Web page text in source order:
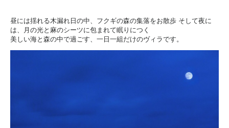
昼には揺れる木漏れ日の中、フクギの森の集落をお散歩 そして夜に
は、月の光と麻のシーツに包まれて眠りにつく
美しい海と森の中で過ごす、一日一組だけのヴィラです。